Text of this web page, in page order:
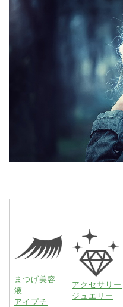
まつげ美容
液
アイプチ
アクセサリー
ジュエリー